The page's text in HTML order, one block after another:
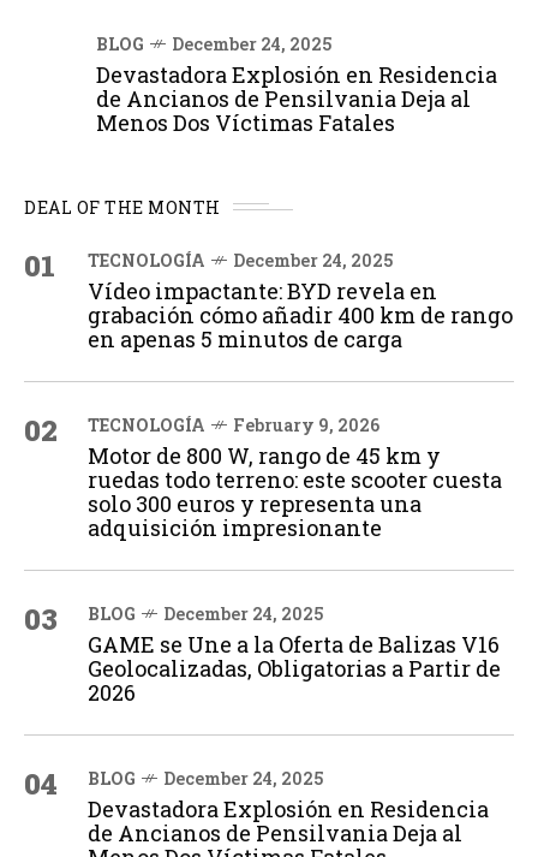
BLOG December 24, 2025
Devastadora Explosión en Residencia
de Ancianos de Pensilvania Deja al
Menos Dos Víctimas Fatales
DEAL OF THE MONTH
01 TECNOLOGÍA December 24, 2025
Vídeo impactante: BYD revela en
grabación cómo añadir 400 km de rango
en apenas 5 minutos de carga
02 TECNOLOGÍA February 9, 2026
Motor de 800 W, rango de 45 km y
ruedas todo terreno: este scooter cuesta
solo 300 euros y representa una
adquisición impresionante
03 BLOG December 24, 2025
GAME se Une a la Oferta de Balizas V16
Geolocalizadas, Obligatorias a Partir de
2026
04 BLOG December 24, 2025
Devastadora Explosión en Residencia
de Ancianos de Pensilvania Deja al